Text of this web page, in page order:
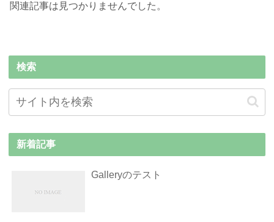
関連記事は見つかりませんでした。
検索
新着記事
Galleryのテスト